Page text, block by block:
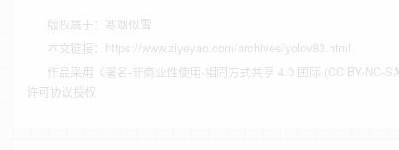
版权属于： 寒烟似雪
本文链接： https://www.ziyeyao.com/archives/yolov83.html
作品采用
署名-非商业性使用-相同方式共享 4.0 国际 (CC BY-NC-
许可协议授权